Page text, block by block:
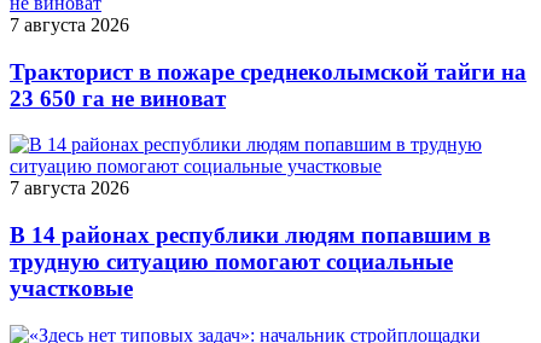
7 августа 2026
Тракторист в пожаре среднеколымской тайги на
23 650 га не виноват
7 августа 2026
В 14 районах республики людям попавшим в
трудную ситуацию помогают социальные
участковые